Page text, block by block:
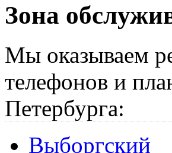
Зона
Мы оказываем
телефонов и
Петербурга:
Выборгский